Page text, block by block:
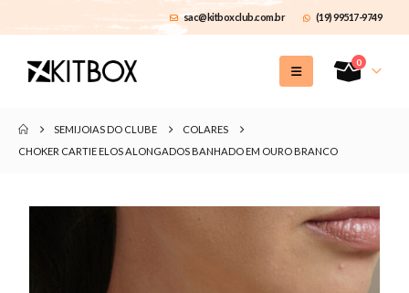
sac@kitboxclub.com.br (19) 99517-9749
0
SEMIJOIAS DO CLUBE
COLARES
CHOKER CARTIE ELOS ALONGADOS BANHADO EM OURO BRANCO